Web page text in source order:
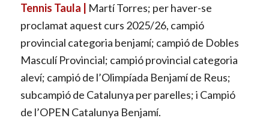
Tennis Taula |
Martí Torres; per haver-se
proclamat aquest curs 2025/26, campió
provincial categoria benjamí; campió de Dobles
Masculí Provincial; campió provincial categoria
aleví; campió de l’Olimpíada Benjamí de Reus;
subcampió de Catalunya per parelles; i Campió
de l’OPEN Catalunya Benjamí.